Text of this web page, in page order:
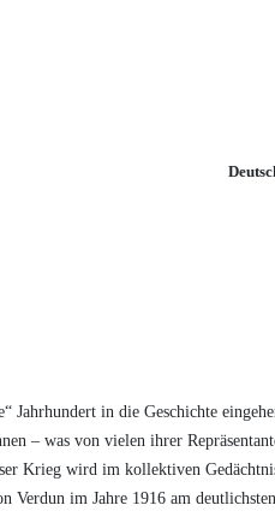
Jahrhundert in die Geschichte
– was von vielen ihrer
Krieg wird im kollektiven
Verdun im Jahre 1916 am